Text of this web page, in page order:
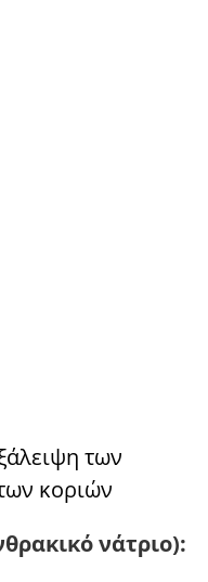
των
κοριών
νάτριο):